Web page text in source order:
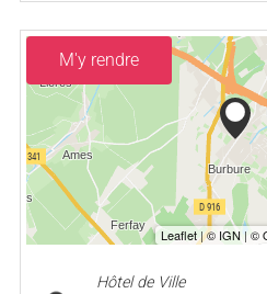
M'y rendre
Hôtel de Ville